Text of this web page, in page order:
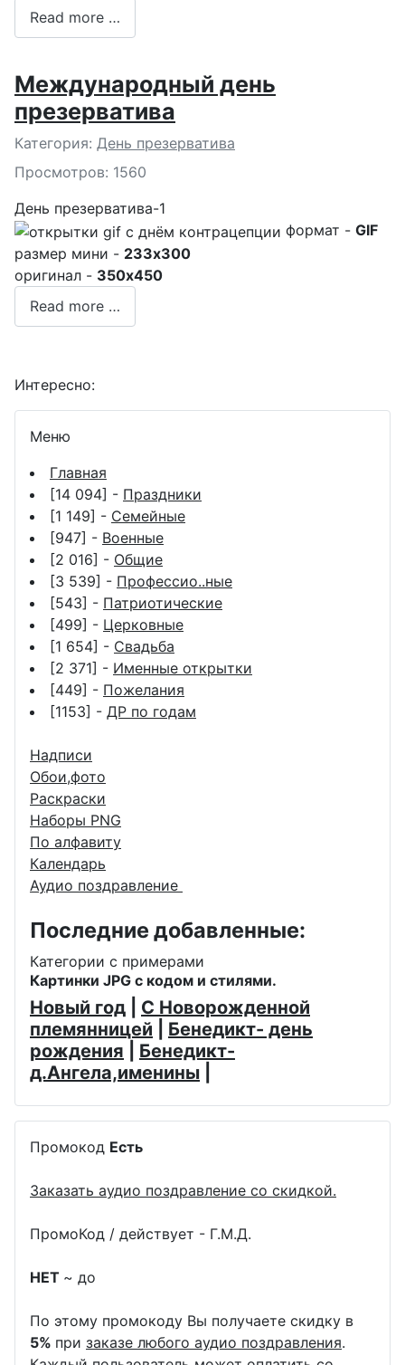
Read more …
Международный день
презерватива
Подробности
Категория: День презерватива
Просмотров: 1560
День презерватива-1
формат - GIF
размер мини - 233x300
оригинал - 350x450
Read more …
Интересно:
Меню
Главная
[14 094] - Праздники
[1 149] - Семейные
[947] - Военные
[2 016] - Общие
[3 539] - Профессио..ные
[543] - Патриотические
[499] - Церковные
[1 654] - Свадьба
[2 371] - Именные открытки
[449] - Пожелания
[1153] - ДР по годам
Надписи
Обои,фото
Раскраски
Наборы PNG
По алфавиту
Календарь
Аудио поздравление
Последние добавленные:
Категории с примерами
Картинки JPG с кодом и стилями.
Новый год
С Новорожденной
племянницей
Бенедикт- день
рождения
Бенедикт-
д.Ангела,именины
Промокод Есть
Заказать аудио поздравление со скидкой.
ПромоКод / действует - Г.М.Д.
НЕТ ~ до
По этому промокоду Вы получаете скидку в
5% при заказе любого аудио поздравления.